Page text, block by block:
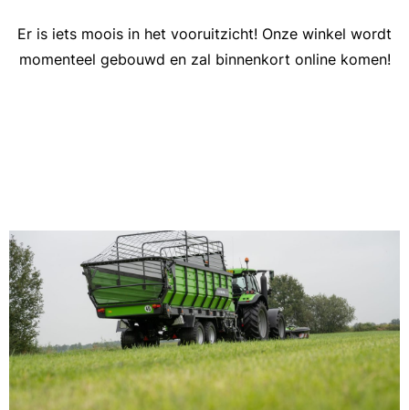
Er is iets moois in het vooruitzicht! Onze winkel wordt
momenteel gebouwd en zal binnenkort online komen!